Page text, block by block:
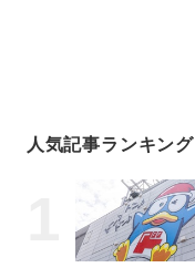
人気記事ランキング